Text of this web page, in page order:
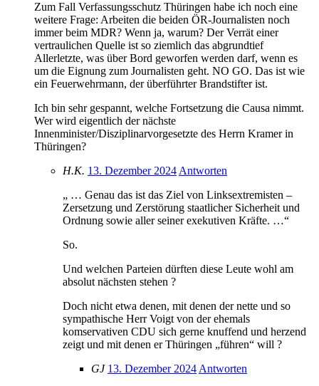
Zum Fall Verfassungsschutz Thüringen habe ich noch eine
weitere Frage: Arbeiten die beiden ÖR-Journalisten noch
immer beim MDR? Wenn ja, warum? Der Verrät einer
vertraulichen Quelle ist so ziemlich das abgrundtief
Allerletzte, was über Bord geworfen werden darf, wenn es
um die Eignung zum Journalisten geht. NO GO. Das ist wie
ein Feuerwehrmann, der überführter Brandstifter ist.
Ich bin sehr gespannt, welche Fortsetzung die Causa nimmt.
Wer wird eigentlich der nächste
Innenminister/Disziplinarvorgesetzte des Herrn Kramer in
Thüringen?
H.K. 13. Dezember 2024 Antworten
„ … Genau das ist das Ziel von Linksextremisten –
Zersetzung und Zerstörung staatlicher Sicherheit und
Ordnung sowie aller seiner exekutiven Kräfte. …“
So.
Und welchen Parteien dürften diese Leute wohl am
absolut nächsten stehen ?
Doch nicht etwa denen, mit denen der nette und so
sympathische Herr Voigt von der ehemals
komservativen CDU sich gerne knuffend und herzend
zeigt und mit denen er Thüringen „führen“ will ?
GJ 13. Dezember 2024 Antworten